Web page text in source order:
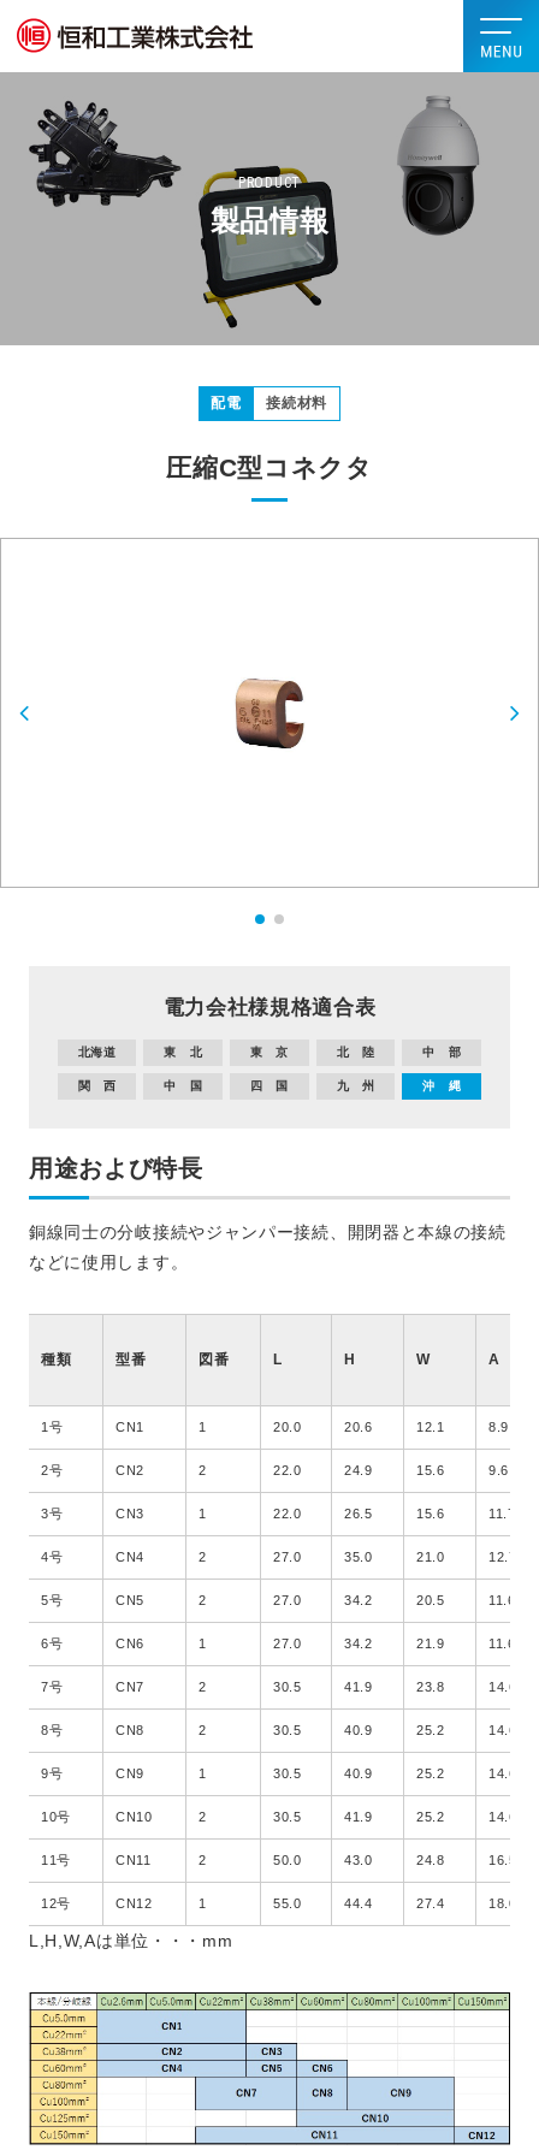
PRODUCT
製品情報
配電 接続材料
圧縮C型コネクタ
電力会社様規格適合表
北海道 東 北 東 京 北 陸 中 部
関 西 中 国 四 国 九 州 沖 縄
用途および特長
銅線同士の分岐接続やジャンパー接続、開閉器と本線の接続
などに使用します。
種類 型番 図番 L H W A
1号 CN1 1 20.0 20.6 12.1 8.9
2号 CN2 2 22.0 24.9 15.6 9.6
3号 CN3 1 22.0 26.5 15.6 11.7
4号 CN4 2 27.0 35.0 21.0 12.7
5号 CN5 2 27.0 34.2 20.5 11.6
6号 CN6 1 27.0 34.2 21.9 11.6
7号 CN7 2 30.5 41.9 23.8 14.6
8号 CN8 2 30.5 40.9 25.2 14.6
9号 CN9 1 30.5 40.9 25.2 14.6
10号 CN10 2 30.5 41.9 25.2 14.6
11号 CN11 2 50.0 43.0 24.8 16.5
12号 CN12 1 55.0 44.4 27.4 18.0
L,H,W,Aは単位・・・mm